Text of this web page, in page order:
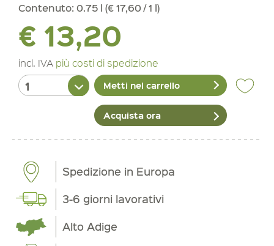
Contenuto: 0.75 l (€ 17,60 / 1 l)
€ 13,20
incl. IVA più costi di spedizione
Metti nel carrello
Acquista ora
Spedizione in Europa
3-6 giorni lavorativi
Alto Adige